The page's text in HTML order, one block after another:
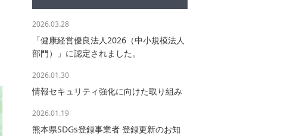
2026.03.28
「健康経営優良法人2026（中小規模法人
部門）」に認定されました。
2026.01.30
情報セキュリティ強化に向けた取り組み
2026.01.19
熊本県SDGs登録事業者 登録更新のお知